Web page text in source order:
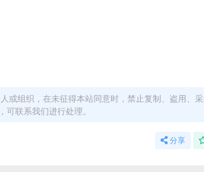
或组织，在未征得本站同意时，禁止复制、盗用、
联系我们进行处理。
分享